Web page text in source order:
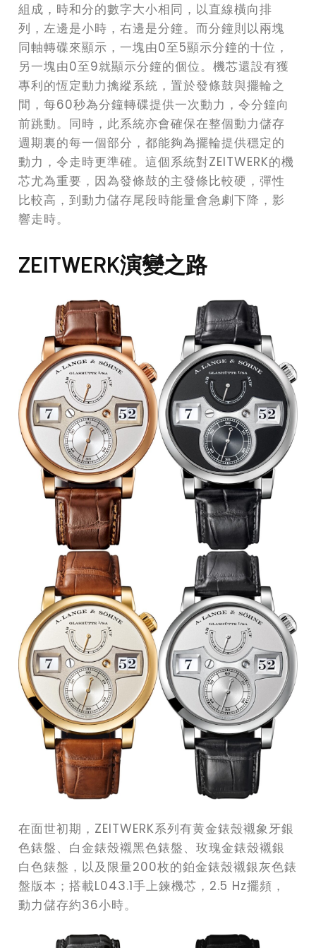
組成，時和分的數字大小相同，以直線橫向排
列，左邊是小時，右邊是分鐘。而分鐘則以兩塊
同軸轉碟來顯示，一塊由0至5顯示分鐘的十位，
另一塊由0至9就顯示分鐘的個位。機芯還設有獲
專利的恆定動力擒縱系統，置於發條鼓與擺輪之
間，每60秒為分鐘轉碟提供一次動力，令分鐘向
前跳動。同時，此系統亦會確保在整個動力儲存
週期裏的每一個部分，都能夠為擺輪提供穩定的
動力，令走時更準確。這個系統對ZEITWERK的機
芯尤為重要，因為發條鼓的主發條比較硬，彈性
比較高，到動力儲存尾段時能量會急劇下降，影
響走時。
ZEITWERK演變之路
在面世初期，ZEITWERK系列有黄金錶殼襯象牙銀
色錶盤、白金錶殼襯黑色錶盤、玫瑰金錶殼襯銀
白色錶盤，以及限量200枚的鉑金錶殼襯銀灰色錶
盤版本；搭載L043.1手上鍊機芯，2.5 Hz擺頻，
動力儲存約36小時。